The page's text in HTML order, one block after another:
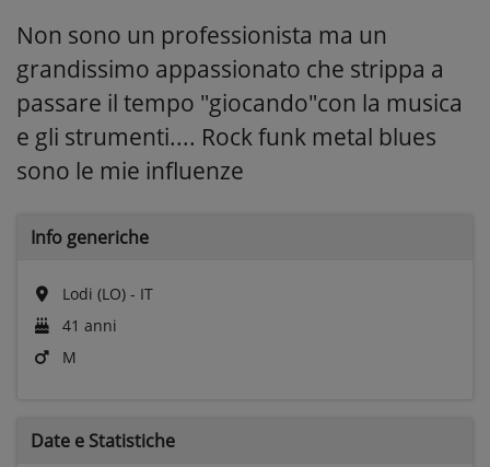
Non sono un professionista ma un
grandissimo appassionato che strippa a
passare il tempo "giocando"con la musica
e gli strumenti.... Rock funk metal blues
sono le mie influenze
Info generiche
Lodi (LO) - IT
41 anni
M
Date e Statistiche